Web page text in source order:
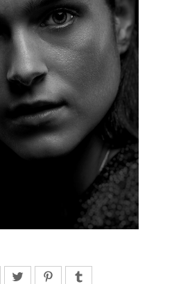
FacebookTwitter Pinterest